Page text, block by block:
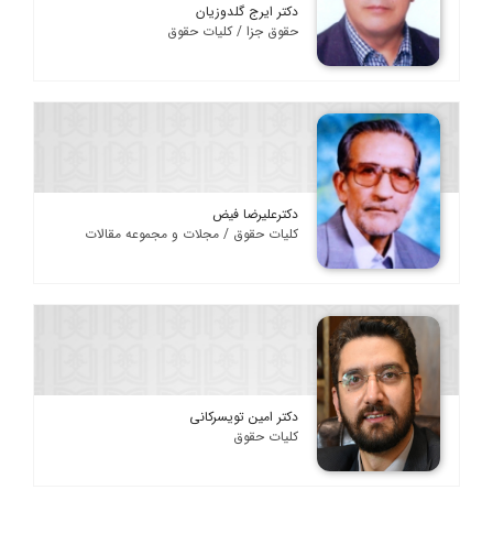
دکتر ایرج گلدوزیان
حقوق جزا / کلیات حقوق
دکترعلیرضا فیض
کلیات حقوق / مجلات و مجموعه مقالات
دکتر امین تویسرکانی
کلیات حقوق